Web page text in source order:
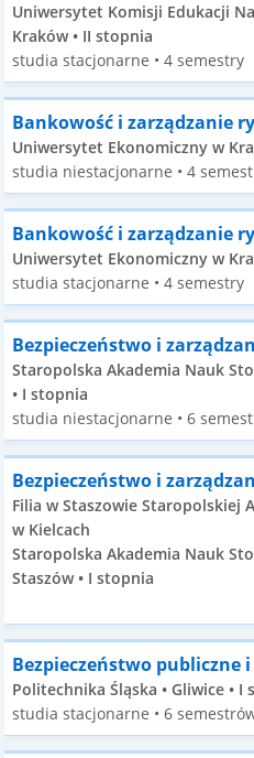
Uniwersytet Komisji Edukacji
Kraków • II stopnia
studia stacjonarne • 4 semestry
Bankowość i zarządzanie
Uniwersytet Ekonomiczny w
studia niestacjonarne • 4
Bankowość i zarządzanie
Uniwersytet Ekonomiczny w
studia stacjonarne • 4 semestry
Bezpieczeństwo i
Staropolska Akademia Nauk
• I stopnia
studia niestacjonarne • 6
Bezpieczeństwo i
Filia w Staszowie Staropolskiej
w Kielcach
Staropolska Akademia Nauk
Staszów • I stopnia
Bezpieczeństwo publiczne
Politechnika Śląska • Gliwice • I
studia stacjonarne • 6